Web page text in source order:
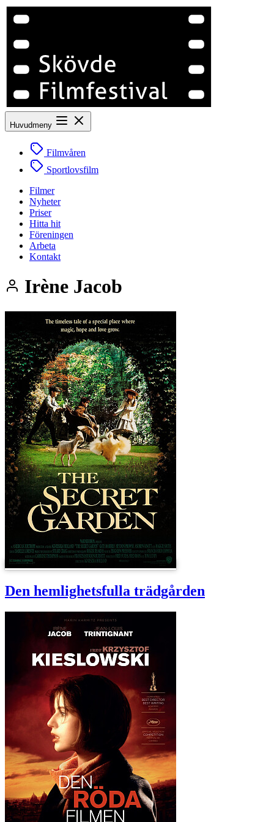
Huvudmeny
Filmvåren
Sportlovsfilm
Filmer
Nyheter
Priser
Hitta hit
Föreningen
Arbeta
Kontakt
Irène Jacob
Den hemlighetsfulla trädgården